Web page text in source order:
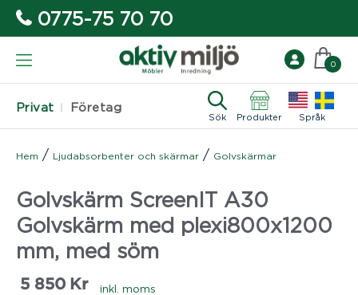
0775-75 70 70
Privat Företag
Sök Produkter Språk
0
Hem / Ljudabsorbenter och skärmar / Golvskärmar
Golvskärm ScreenIT A30
Golvskärm med plexi800x1200
mm, med söm
5 850 Kr inkl. moms